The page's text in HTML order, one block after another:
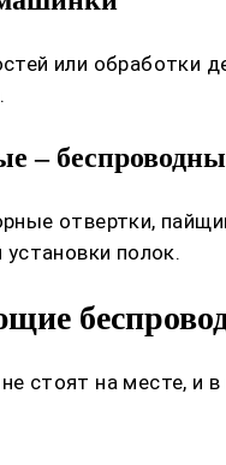
или обработки
–
отвертки,
полок.
стоят на месте, и